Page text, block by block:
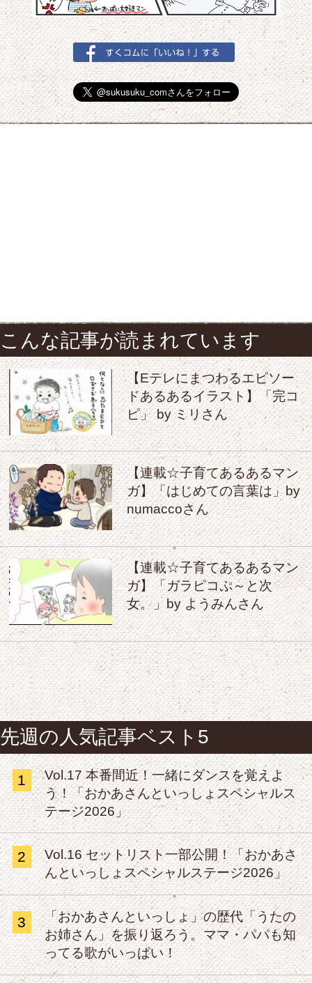
こんな記事が読まれています
【Eテレにまつわるエピソー
ドあるあるイラスト】「完コ
ピ」 by ミリさん
【連載☆子育てあるあるマン
ガ】「はじめての言葉は」by
numaccoさん
【連載☆子育てあるあるマン
ガ】「ガラピコぷ～と次
女。」by ようみんさん
先週の人気記事ベスト5
1
Vol.17 本番間近！一緒にダンスを覚えよ
う！「おかあさんといっしょスペシャルス
テージ2026」
2
Vol.16 セットリスト一部公開！「おかあさ
んといっしょスペシャルステージ2026」
3
「おかあさんといっしょ」の歴代「うたの
お姉さん」を振り返ろう。ママ・パパも知
ってる歌がいっぱい！